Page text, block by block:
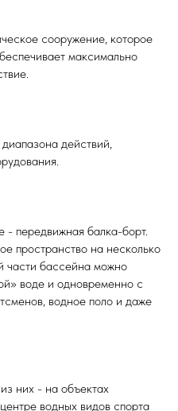
сооружение, которое
максимально
действий,
передвижная балка-борт.
пространство на несколько
части бассейна можно
воде и одновременно с
водное поло и даже
них - на объектах
водных видов спорта